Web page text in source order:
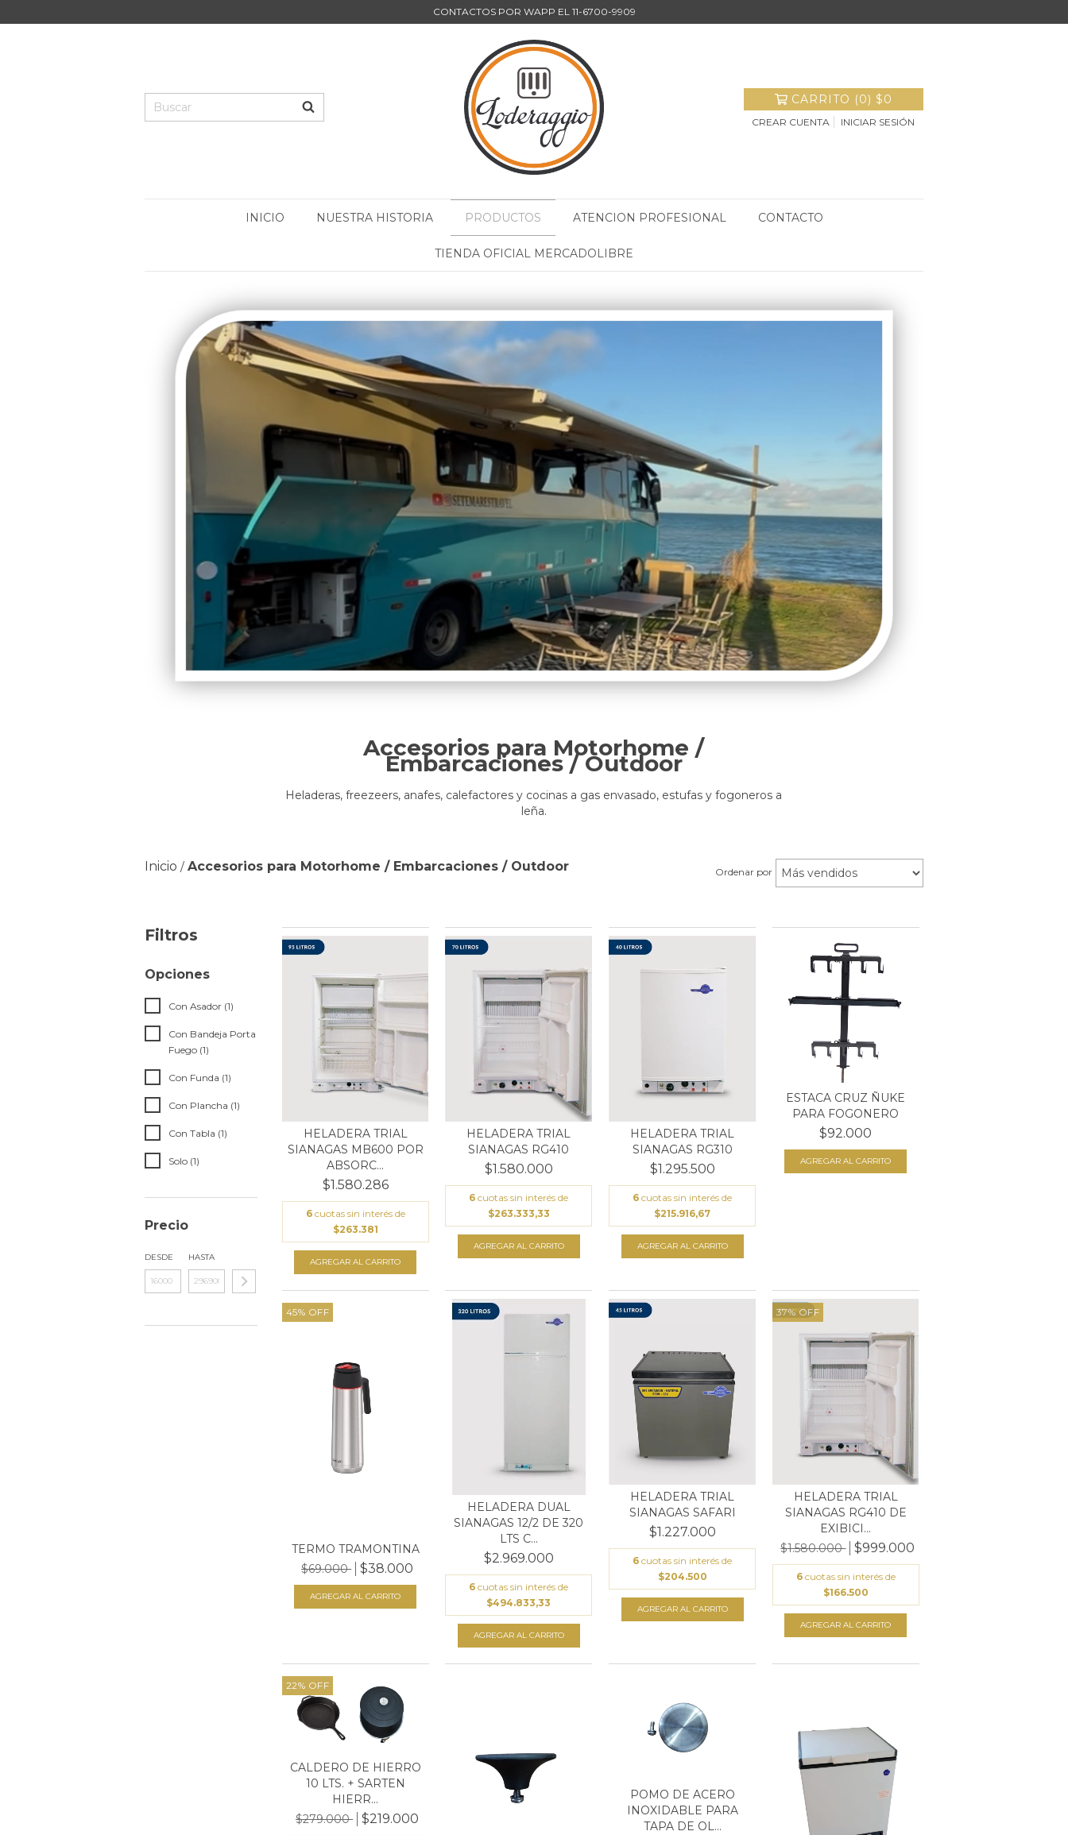
CONTACTOS POR WAPP EL 11-6700-9909
CARRITO (0) $0
CREAR CUENTA INICIAR SESIÓN
INICIO NUESTRA HISTORIA PRODUCTOS ATENCION PROFESIONAL CONTACTO
TIENDA OFICIAL MERCADOLIBRE
Accesorios para Motorhome /
Embarcaciones / Outdoor
Heladeras, freezeers, anafes, calefactores y cocinas a gas envasado, estufas y fogoneros a
leña.
Inicio / Accesorios para Motorhome / Embarcaciones / Outdoor Ordenar por
Filtros
Opciones
Con Asador (1)
Con Bandeja Porta
Fuego (1)
Con Funda (1)
Con Plancha (1)
Con Tabla (1)
Solo (1)
Precio
DESDE HASTA
HELADERA TRIAL
SIANAGAS MB600 POR
ABSORC...
$1.580.286
6 cuotas sin interés de
$263.381
HELADERA TRIAL
SIANAGAS RG410
$1.580.000
6 cuotas sin interés de
$263.333,33
HELADERA TRIAL
SIANAGAS RG310
$1.295.500
6 cuotas sin interés de
$215.916,67
ESTACA CRUZ ÑUKE
PARA FOGONERO
$92.000
45% OFF
TERMO TRAMONTINA
$69.000
$38.000
HELADERA DUAL
SIANAGAS 12/2 DE 320
LTS C...
$2.969.000
6 cuotas sin interés de
$494.833,33
HELADERA TRIAL
SIANAGAS SAFARI
$1.227.000
6 cuotas sin interés de
$204.500
37% OFF
HELADERA TRIAL
SIANAGAS RG410 DE
EXIBICI...
$1.580.000
$999.000
6 cuotas sin interés de
$166.500
22% OFF
CALDERO DE HIERRO
10 LTS. + SARTEN
HIERR...
$279.000
$219.000
POMO DE ACERO
INOXIDABLE PARA
TAPA DE OL...